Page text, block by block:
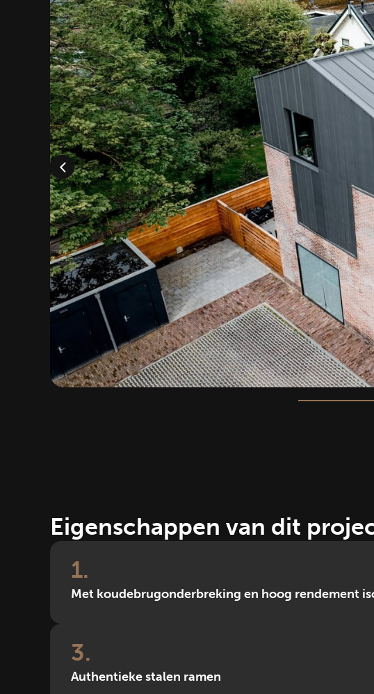
Eigenschappen van dit
1
Met koudebrugonderbreking en hoog rendement
3
Authentieke stalen ramen